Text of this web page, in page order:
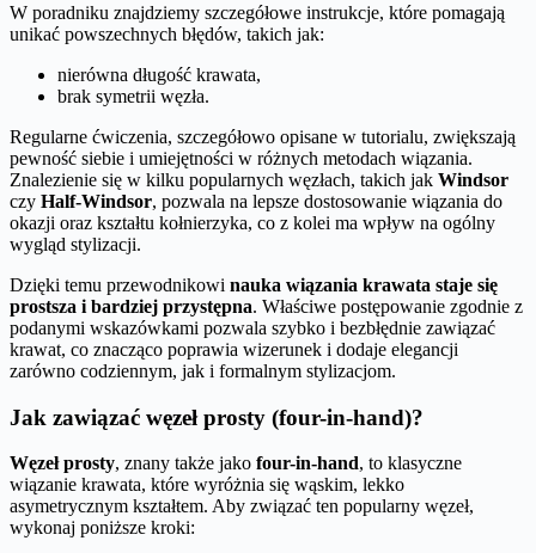
W poradniku znajdziemy szczegółowe instrukcje, które pomagają
unikać powszechnych błędów, takich jak:
nierówna długość krawata,
brak symetrii węzła.
Regularne ćwiczenia, szczegółowo opisane w tutorialu, zwiększają
pewność siebie i umiejętności w różnych metodach wiązania.
Znalezienie się w kilku popularnych węzłach, takich jak Windsor
czy Half-Windsor, pozwala na lepsze dostosowanie wiązania do
okazji oraz kształtu kołnierzyka, co z kolei ma wpływ na ogólny
wygląd stylizacji.
Dzięki temu przewodnikowi nauka wiązania krawata staje się
prostsza i bardziej przystępna. Właściwe postępowanie zgodnie z
podanymi wskazówkami pozwala szybko i bezbłędnie zawiązać
krawat, co znacząco poprawia wizerunek i dodaje elegancji
zarówno codziennym, jak i formalnym stylizacjom.
Jak zawiązać węzeł prosty (four-in-hand)?
Węzeł prosty, znany także jako four-in-hand, to klasyczne
wiązanie krawata, które wyróżnia się wąskim, lekko
asymetrycznym kształtem. Aby związać ten popularny węzeł,
wykonaj poniższe kroki: